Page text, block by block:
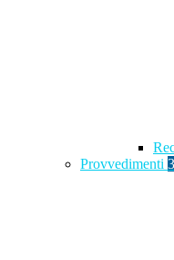
Provvedimenti